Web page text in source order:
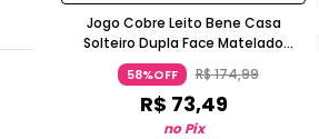
Jogo Cobre Leito Bene Casa
Solteiro Dupla Face Matelado
Ultrassônico Lilás
58%OFF R$174,99
R$ 73,49
no Pix